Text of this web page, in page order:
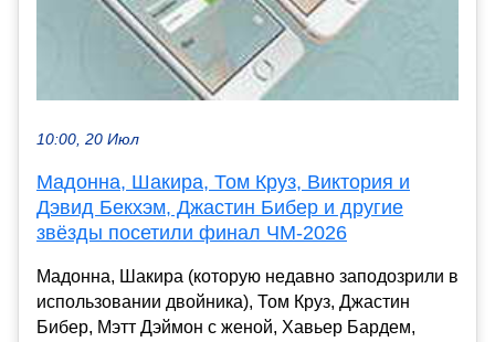
10:00, 20 Июл
Мадонна, Шакира, Том Круз, Виктория и
Дэвид Бекхэм, Джастин Бибер и другие
звёзды посетили финал ЧМ-2026
Мадонна, Шакира (которую недавно заподозрили в
использовании двойника), Том Круз, Джастин
Бибер, Мэтт Дэймон с женой, Хавьер Бардем,